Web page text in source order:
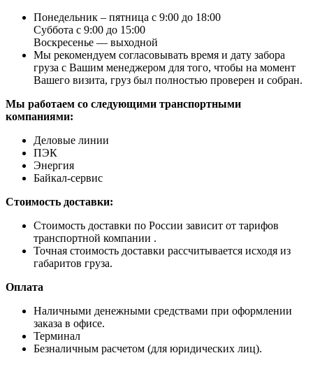
Понедельник – пятница с 9:00 до 18:00
Суббота с 9:00 до 15:00
Воскресенье — выходной
Мы рекомендуем согласовывать время и дату забора
груза с Вашим менеджером для того, чтобы на момент
Вашего визита, груз был полностью проверен и собран.
Мы работаем со следующими транспортными
компаниями:
Деловые линии
ПЭК
Энергия
Байкал-сервис
Стоимость доставки:
Стоимость доставки по России зависит от тарифов
транспортной компании .
Точная стоимость доставки рассчитывается исходя из
габаритов груза.
Оплата
Наличными денежными средствами при оформлении
заказа в офисе.
Терминал
Безналичным расчетом (для юридических лиц).